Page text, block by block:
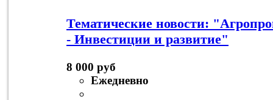
Тематические новости:
- Инвестиции и развитие"
8 000 руб
Ежедневно